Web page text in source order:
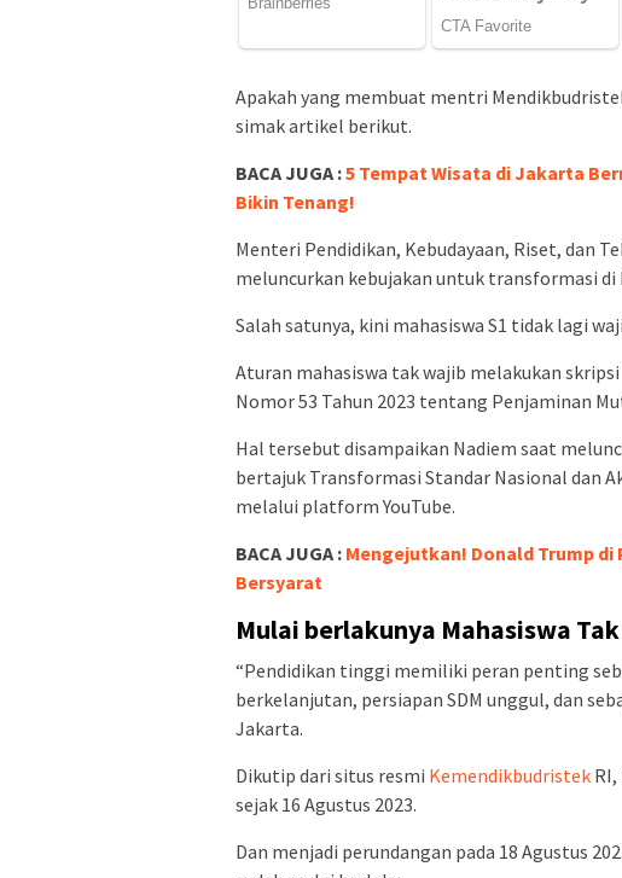
Apakah yang membuat mentri
simak artikel berikut.
BACA JUGA :5 Tempat Wisata di Jakarta
Bikin Tenang!
Menteri Pendidikan, Kebudayaan, Riset, dan
meluncurkan kebujakan untuk transformasi di
Salah satunya, kini mahasiswa S1 tidak lagi
Aturan mahasiswa tak wajib melakukan
Nomor 53 Tahun 2023 tentang Penjaminan
Hal tersebut disampaikan Nadiem saat
bertajuk Transformasi Standar Nasional dan
melalui platform YouTube.
BACA JUGA : Mengejutkan! Donald Trump di
Bersyarat
Mulai berlakunya Mahasiswa
“Pendidikan tinggi memiliki peran penting
berkelanjutan, persiapan SDM unggul, dan
Jakarta.
Dikutip dari situs resmi Kemendikbudristek
sejak 16 Agustus 2023.
Dan menjadi perundangan pada 18 Agustus